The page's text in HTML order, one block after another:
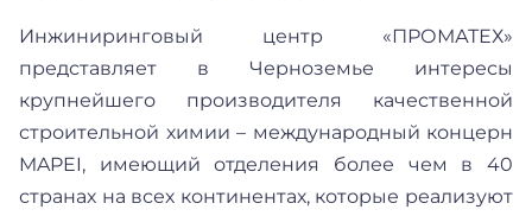
Инжиниринговый центр «ПРОМАТЕХ»
представляет в Черноземье интересы
крупнейшего производителя качественной
строительной химии – международный концерн
MAPEI, имеющий отделения более чем в 40
странах на всех континентах, которые реализуют